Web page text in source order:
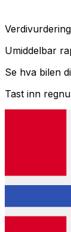
Verdivurdering
Umiddelbar
Se hva bilen
Tast inn